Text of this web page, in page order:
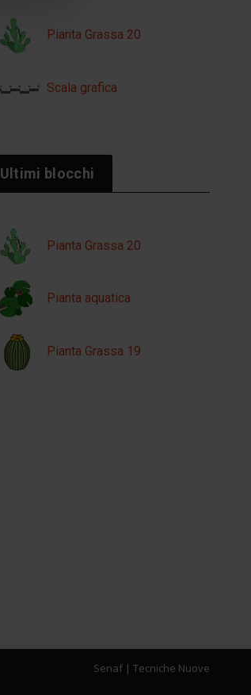
Pianta Grassa 20
Scala grafica
Ultimi blocchi
Pianta Grassa 20
Pianta aquatica
Pianta Grassa 19
Senaf| Tecniche Nuove